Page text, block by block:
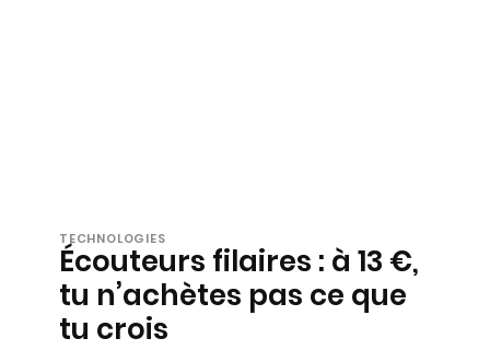
TECHNOLOGIES
Écouteurs filaires : à 13 €,
tu n’achètes pas ce que
tu crois